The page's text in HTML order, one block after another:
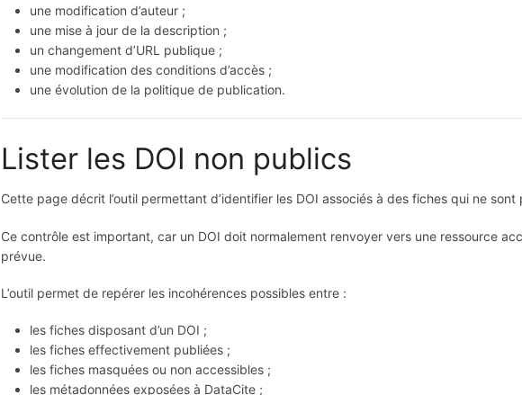
une modification d’auteur ;
une mise à jour de la description ;
un changement d’URL publique ;
une modification des conditions d’accès ;
une évolution de la politique de publication.
Lister les DOI non publics
Cette page décrit l’outil permettant d’identifier les DOI associés à des fiches qui ne sont
Ce contrôle est important, car un DOI doit normalement renvoyer vers une ressource
prévue.
L’outil permet de repérer les incohérences possibles entre :
les fiches disposant d’un DOI ;
les fiches effectivement publiées ;
les fiches masquées ou non accessibles ;
les métadonnées exposées à DataCite ;